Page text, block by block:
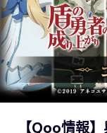
【Qoo情報